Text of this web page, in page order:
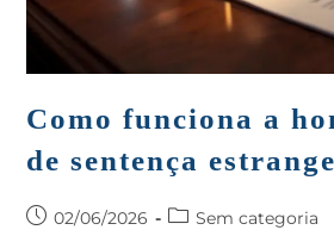
Como funciona a
de sentença
02/06/2026 Sem categoria